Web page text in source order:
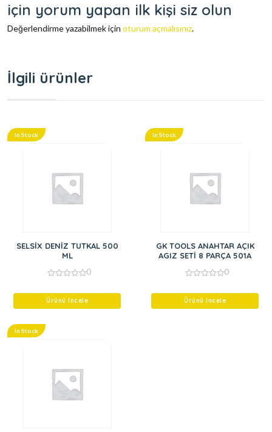
için yorum yapan ilk kişi siz olun
Değerlendirme yazabilmek için oturum açmalısınız.
İlgili ürünler
In Stock
SELSİX DENİZ TUTKAL 500
ML
of
0
Ürünü İncele
In Stock
GK TOOLS ANAHTAR AÇIK
AGIZ SETİ 8 PARÇA 501A
of
0
Ürünü İncele
In Stock